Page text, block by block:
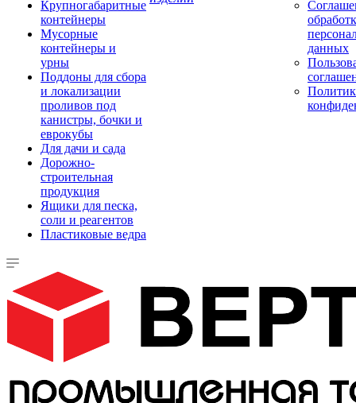
Крупногабаритные
контейнеры
Мусорные
контейнеры и
урны
Поддоны для сбора
и локализации
проливов под
канистры, бочки и
еврокубы
Для дачи и сада
Дорожно-
строительная
продукция
Ящики для песка,
соли и реагентов
Пластиковые ведра
данных